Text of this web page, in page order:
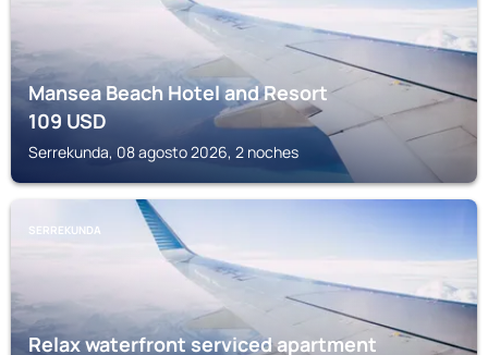
Mansea Beach Hotel and Resort
109USD
Serrekunda, 08 agosto 2026, 2 noches
SERREKUNDA
Relax waterfront serviced apartment